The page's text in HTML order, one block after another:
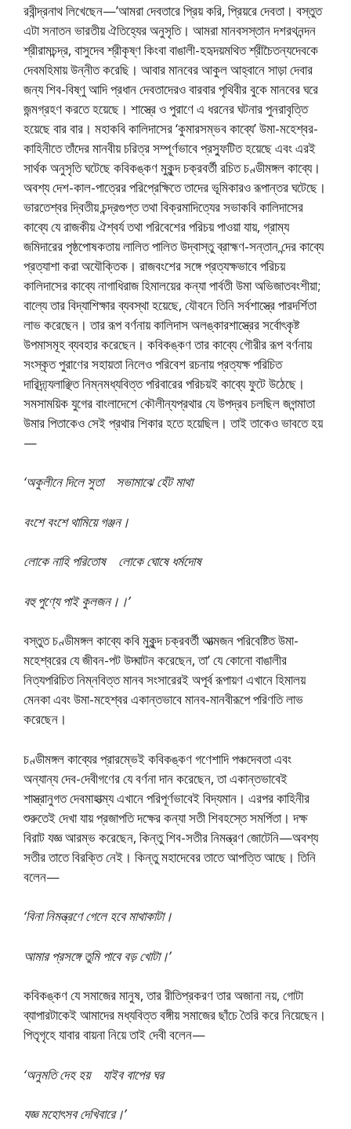
রবীন্দ্রনাথ লিখেছেন—’আমরা দেবতারে প্রিয় করি, প্রিয়রে দেবতা। বস্তুত
এটা সনাতন ভারতীয় ঐতিহ্যের অনুসৃতি। আমরা মানবসস্তান দশরথনন্দন
শ্রীরামচন্দ্র, বাসুদেব শ্রীকৃষ্ণ কিংবা বাঙালী-হহৃদয়মথিত শ্রীচৈতন্যদেবকে
দেবমহিমায় উন্নীত করেছি। আবার মানবের আকুল আহ্বানে সাড়া দেবার
জন্য শিব-বিষ্ণু আদি প্রধান দেবতাদেরও বারবার পৃথিবীর বুকে মানবের ঘরে
জন্মগ্রহণ করতে হয়েছে। শাস্ত্রে ও পুরাণে এ ধরনের ঘটনার পুনরাবৃত্তি
হয়েছে বার বার। মহাকবি কালিদাসের ‘কুমারসম্ভব কাব্যে’ উমা-মহেশ্বর-
কাহিনীতে তাঁদের মানবীয় চরিত্র সম্পূর্ণভাবে প্রস্ফুটিত হয়েছে এবং এরই
সার্থক অনুসৃতি ঘটেছে কবিকঙ্কণ মুকুন্দ চক্রবর্তী রচিত চণ্ডীমঙ্গল কাব্যে।
অবশ্য দেশ-কাল-পাত্রের পরিপ্রেক্ষিতে তাদের ভূমিকারও রূপান্তর ঘটেছে।
ভারতেশ্বর দ্বিতীয় চন্দ্রগুপ্ত তথা বিক্রমাদিত্যের সভাকবি কালিদাসের
কাব্যে যে রাজকীয় ঐশ্বর্য তথা পরিবেশের পরিচয় পাওয়া যায়, গ্রাম্য
জমিদারের পৃষ্ঠপোষকতায় লালিত পালিত উদ্বাস্তু ব্রাহ্মণ-সন্তান ন্দের কাব্যে
প্রত্যাশা করা অযৌক্তিক। রাজবংশের সঙ্গে প্রত্যক্ষভাবে পরিচয়
কালিদাসের কাব্যে নাগাধিরাজ হিমালয়ের কন্যা পার্বতী উমা অভিজাতবংশীয়া;
বাল্যে তার বিদ্যাশিক্ষার ব্যবস্থা হয়েছে, যৌবনে তিনি সর্বশাস্ত্রে পারদর্শিতা
লাভ করেছেন। তার রূপ বর্ণনায় কালিদাস অলঙ্কারশাস্ত্রের সর্বোৎকৃষ্ট
উপমাসমূহ ব্যবহার করেছেন। কবিকঙ্কণ তার কাব্যে গৌরীর রূপ বর্ণনায়
সংস্কৃত পুরাণের সহায়তা নিলেও পরিবেশ রচনায় প্রত্যক্ষ পরিচিত
দারিদ্র্য্যলাঞ্ছিত নিম্নমধ্যবিত্ত পরিবারের পরিচয়ই কাব্যে ফুটে উঠেছে।
সমসাময়িক যুগের বাংলাদেশে কৌলীন্যপ্রথার যে উপদ্রব চলছিল জগন্মাতা
উমার পিতাকেও সেই প্রথার শিকার হতে হয়েছিল। তাই তাকেও ভাবতে হয়
—
‘অকুলীনে দিলে সুতা সভামাঝে হেঁট মাথা
বংশে বংশে থামিয়ে গঞ্জন।
লোকে নাহি পরিতোষ লোকে ঘোষে ধর্মদোষ
বহু পুণ্যে পাই কুলজন।।’
বস্তুত চণ্ডীমঙ্গল কাব্যে কবি মুকুন্দ চক্রবর্তী আত্মজন পরিবেষ্টিত উমা-
মহেশ্বরের যে জীবন-পট উদ্ঘাটন করেছেন, তা’ যে কোনো বাঙালীর
নিত্যপরিচিত নিম্নবিত্ত মানব সংসারেরই অপূর্ব রূপায়ণ এখানে হিমালয়
মেনকা এবং উমা-মহেশ্বর একান্তভাবে মানব-মানবীরূপে পরিণতি লাভ
করেছেন।
চণ্ডীমঙ্গল কাব্যের প্রারম্ভেই কবিকঙ্কণ গণেশাদি পঞ্চদেবতা এবং
অন্যান্য দেব-দেবীগণের যে বর্ণনা দান করেছেন, তা একান্তভাবেই
শাস্ত্রানুগত দেবমাহাত্ম্য এখানে পরিপূর্ণভাবেই বিদ্যমান। এরপর কাহিনীর
শুরুতেই দেখা যায় প্রজাপতি দক্ষের কন্যা সতী শিবহস্তে সমর্পিতা। দক্ষ
বিরাট যজ্ঞ আরম্ভ করেছেন, কিন্তু শিব-সতীর নিমন্ত্রণ জোটেনি—অবশ্য
সতীর তাতে বিরক্তি নেই। কিন্তু মহাদেবের তাতে আপত্তি আছে। তিনি
বলেন—
‘বিনা নিমন্ত্রণে গেলে হবে মাথাকাটা।
আমার প্রসঙ্গে তুমি পাবে বড় খোটা।’
কবিকঙ্কণ যে সমাজের মানুষ, তার রীতিপ্রকরণ তার অজানা নয়, গোটা
ব্যাপারটাকেই আমাদের মধ্যবিত্ত বঙ্গীয় সমাজের ছাঁচে তৈরি করে নিয়েছেন।
পিতৃগৃহে যাবার বায়না নিয়ে তাই দেবী বলেন—
‘অনুমতি দেহ হয় যাইব বাপের ঘর
যজ্ঞ মহোৎসব দেখিবারে।’